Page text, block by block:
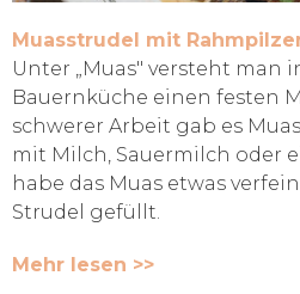
Muasstrudel mit
Unter „Muas" versteht man
Bauernküche einen festen
schwerer Arbeit gab es
mit Milch, Sauermilch oder
habe das Muas etwas
Strudel gefüllt.
Mehr lesen >>